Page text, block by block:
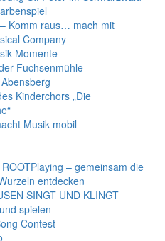
Komm raus… mach mit
Company
Momente
Fuchsenmühle
Kinderchors „Die
Musik mobil
– gemeinsam die
entdecken
SINGT UND KLINGT
spielen
Contest